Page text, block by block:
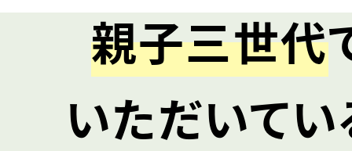
親子三世代
いただいて